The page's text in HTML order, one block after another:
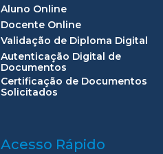
Aluno Online
Docente Online
Validação de Diploma Digital
Autenticação Digital de
Documentos
Certificação de Documentos
Solicitados
Acesso Rápido